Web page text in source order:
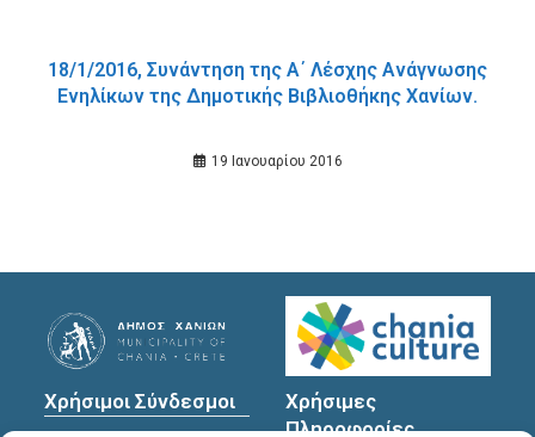
18/1/2016, Συνάντηση της Α΄ Λέσχης Ανάγνωσης
Ενηλίκων της Δημοτικής Βιβλιοθήκης Χανίων.
19 Ιανουαρίου 2016
Χρήσιμοι Σύνδεσμοι
Χρήσιμες
Πληροφορίες